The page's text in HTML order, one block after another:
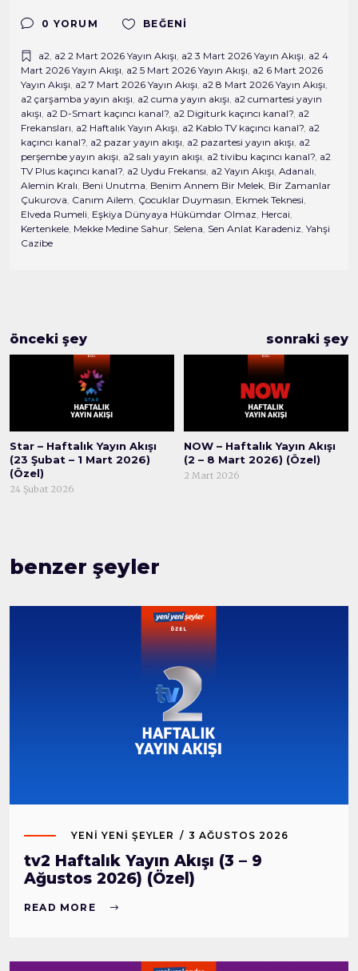
0 YORUM BEĞENI
a2, a2 2 Mart 2026 Yayın Akışı, a2 3 Mart 2026 Yayın Akışı, a2 4
Mart 2026 Yayın Akışı, a2 5 Mart 2026 Yayın Akışı, a2 6 Mart 2026
Yayın Akışı, a2 7 Mart 2026 Yayın Akışı, a2 8 Mart 2026 Yayın Akışı,
a2 çarşamba yayın akışı, a2 cuma yayın akışı, a2 cumartesi yayın
akışı, a2 D-Smart kaçıncı kanal?, a2 Digiturk kaçıncı kanal?, a2
Frekansları, a2 Haftalık Yayın Akışı, a2 Kablo TV kaçıncı kanal?, a2
kaçıncı kanal?, a2 pazar yayın akışı, a2 pazartesi yayın akışı, a2
perşembe yayın akışı, a2 salı yayın akışı, a2 tivibu kaçıncı kanal?, a2
TV Plus kaçıncı kanal?, a2 Uydu Frekansı, a2 Yayın Akışı, Adanalı,
Alemin Kralı, Beni Unutma, Benim Annem Bir Melek, Bir Zamanlar
Çukurova, Canım Ailem, Çocuklar Duymasın, Ekmek Teknesi,
Elveda Rumeli, Eşkiya Dünyaya Hükümdar Olmaz, Hercai,
Kertenkele, Mekke Medine Sahur, Selena, Sen Anlat Karadeniz, Yahşi
Cazibe
önceki şey
Star – Haftalık Yayın Akışı
(23 Şubat – 1 Mart 2026)
(Özel)
24 Şubat 2026
sonraki şey
NOW – Haftalık Yayın Akışı
(2 – 8 Mart 2026) (Özel)
2 Mart 2026
benzer şeyler
YENI YENI ŞEYLER 3 AĞUSTOS 2026
tv2 Haftalık Yayın Akışı (3 – 9
Ağustos 2026) (Özel)
READ MORE